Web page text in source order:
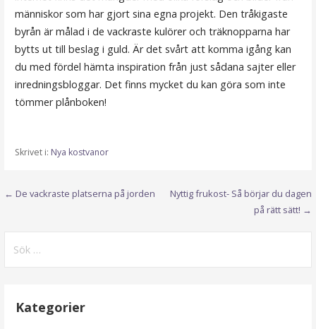
människor som har gjort sina egna projekt. Den tråkigaste
byrån är målad i de vackraste kulörer och träknopparna har
bytts ut till beslag i guld. Är det svårt att komma igång kan
du med fördel hämta inspiration från just sådana sajter eller
inredningsbloggar. Det finns mycket du kan göra som inte
tömmer plånboken!
Skrivet i: Nya kostvanor
Inläggsnavigering
← De vackraste platserna på jorden
Nyttig frukost- Så börjar du dagen
på rätt sätt! →
efter:
Kategorier